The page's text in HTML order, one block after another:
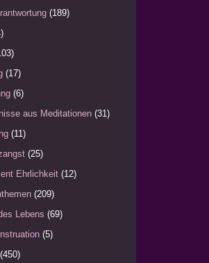
(189)
(17)
(6)
aus Meditationen (31)
(11)
(25)
Ehrlichkeit (12)
(209)
Lebens (69)
(5)
(450)